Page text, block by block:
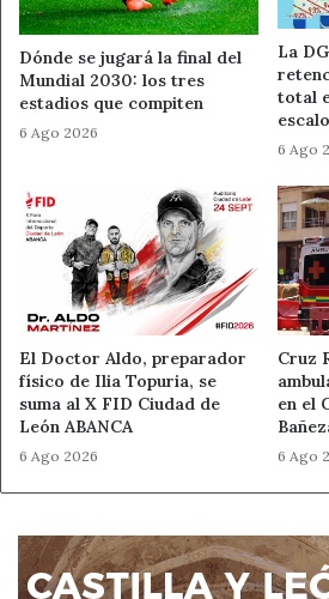
calidad alimentaria. La feria cuenta
número de actividades paralelas
públicos, entre las que destacan las
productos como el café, el vino y el
extra.
La Feria Agroalimentaria cuenta
fiesta de exaltación de la alubia, la
de una gran alubiada de la que se
con un menú compuesto por
chicharro en escabeche y
harina de alubias empapado en
El menú, acompañado de pan y
precio único de 5 euros, existiendo
aptas para celiacos y veganos. Los
estando previsto el inicio del reparto
Dónde se jugará la final del
Mundial 2030: los tres
estadios que compiten
6 Ago 2026
La
total
6 Ago
El Doctor Aldo, preparador
físico de Ilia Topuria, se
suma al X FID Ciudad de
León ABANCA
6 Ago 2026
Cruz
en el
6 Ago